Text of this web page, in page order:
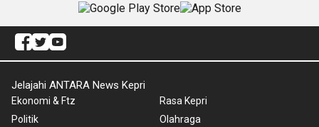
Jelajahi ANTARA News Kepri
Ekonomi & Ftz
Politik
Rasa Kepri
Olahraga